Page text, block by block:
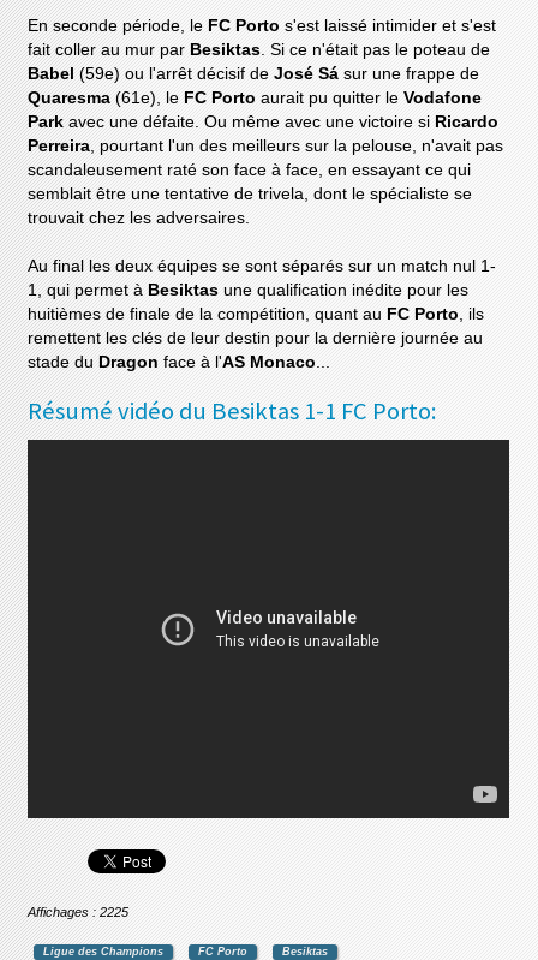
En seconde période, le FC Porto s'est laissé intimider et s'est
fait coller au mur par Besiktas . Si ce n'était pas le poteau de
Babel(59e) ou l'arrêt décisif deJosé Sá sur une frappe de
Quaresma (61e), le FC Porto aurait pu quitter leVodafone
Parkavec une défaite. Ou même avec une victoire si Ricardo
Perreira, pourtant l'un des meilleurs sur la pelouse, n'avait pas
scandaleusement raté son face à face, en essayant ce qui
semblait être une tentative de trivela, dont le spécialiste se
trouvait chez les adversaires.
Au final les deux équipes se sont séparés sur un match nul 1-
1, qui permet à Besiktas une qualification inédite pour les
huitièmes de finale de la compétition, quant au FC Porto , ils
remettent les clés de leur destin pour la dernière journée au
stade du Dragon face à l'AS Monaco
Résumé vidéo du Besiktas 1-1 FC Porto:
Affichages : 2225
Ligue des Champions FC Porto Besiktas